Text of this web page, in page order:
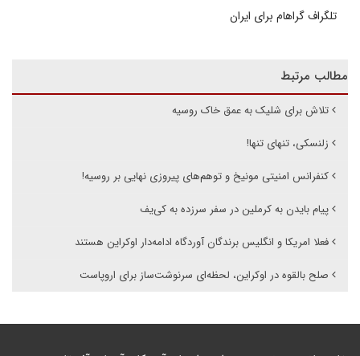
تلگراف گراهام برای ایران
مطالب مرتبط
تلاش برای شلیک به عمق خاک روسیه
زلنسکی، تنهای تنها!
کنفرانس امنیتی مونیخ و توهم‌های پیروزی نهایی بر روسیه!
پیام بایدن به کرملین در سفر سرزده به کی‌یف
فعلا امریکا و انگلیس برندگان آوردگاه ادامه‌دار اوکراین هستند
صلح بالقوه در اوکراین، لحظه‌ای سرنوشت‌ساز برای اروپاست